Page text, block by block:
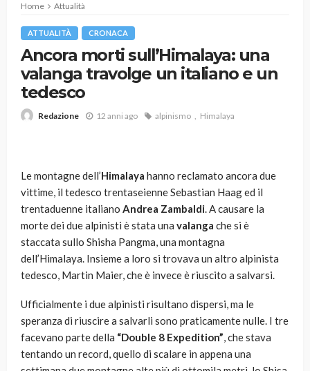
Home Attualità
ATTUALITÀ CRONACA
Ancora morti sull’Himalaya: una
valanga travolge un italiano e un
tedesco
Redazione 12 anni ago alpinismo Himalaya
Le montagne dell’Himalaya hanno reclamato ancora due
vittime, il tedesco trentaseienne Sebastian Haag ed il
trentaduenne italiano Andrea Zambaldi. A causare la
morte dei due alpinisti è stata una valanga che si è
staccata sullo Shisha Pangma, una montagna
dell’Himalaya. Insieme a loro si trovava un altro alpinista
tedesco, Martin Maier, che è invece è riuscito a salvarsi.
Ufficialmente i due alpinisti risultano dispersi, ma le
speranza di riuscire a salvarli sono praticamente nulle. I tre
facevano parte della “Double 8 Expedition”, che stava
tentando un record, quello di scalare in appena una